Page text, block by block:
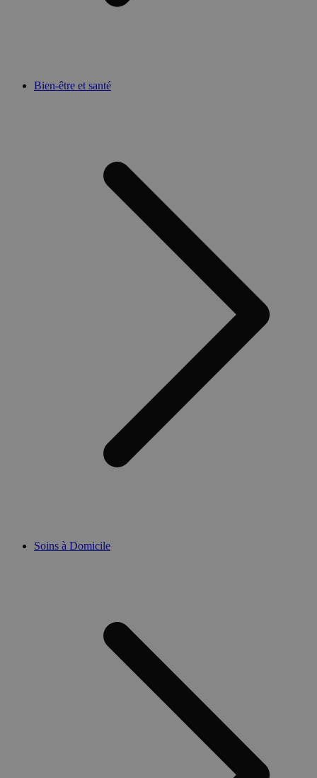
Bien-être et santé
Soins à Domicile